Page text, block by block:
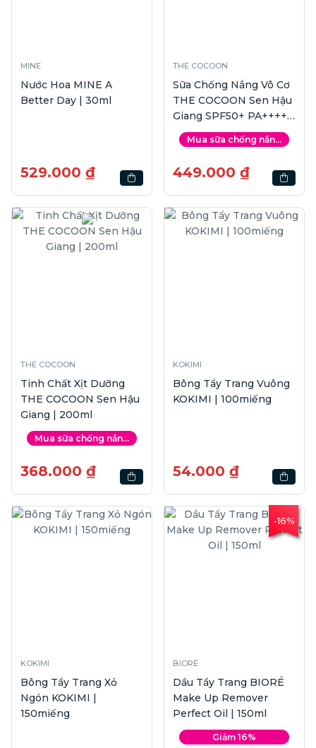
MINE
Nước Hoa MINE A
Better Day | 30ml
529.000 ₫
THE COCOON
Sữa Chống Nắng Vô Cơ
THE COCOON Sen Hậu
Giang SPF50+ PA++++ |
50ml
Mua sữa chống nắn...
449.000 ₫
THE COCOON
Tinh Chất Xịt Dưỡng
THE COCOON Sen Hậu
Giang | 200ml
Mua sữa chống nắn...
368.000 ₫
KOKIMI
Bông Tẩy Trang Vuông
KOKIMI | 100miếng
54.000 ₫
KOKIMI
Bông Tẩy Trang Xỏ
Ngón KOKIMI |
150miếng
-16%
BIORÉ
Dầu Tẩy Trang BIORÉ
Make Up Remover
Perfect Oil | 150ml
Giảm 16%